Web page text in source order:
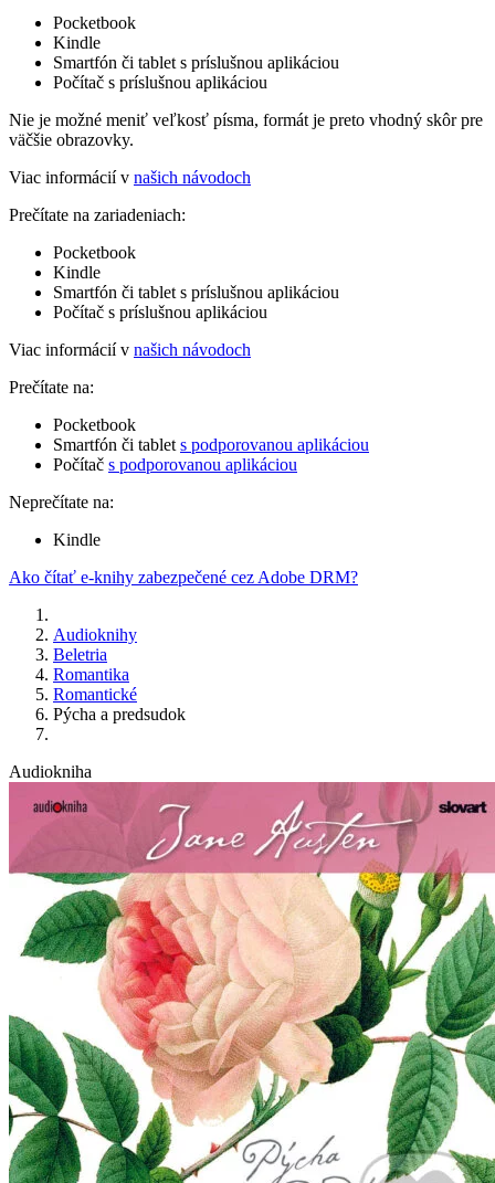
Pocketbook
Kindle
Smartfón či tablet s príslušnou aplikáciou
Počítač s príslušnou aplikáciou
Nie je možné meniť veľkosť písma, formát je preto vhodný skôr pre
väčšie obrazovky.
Viac informácií v našich návodoch
Prečítate na zariadeniach:
Pocketbook
Kindle
Smartfón či tablet s príslušnou aplikáciou
Počítač s príslušnou aplikáciou
Viac informácií v našich návodoch
Prečítate na:
Pocketbook
Smartfón či tablet s podporovanou aplikáciou
Počítač s podporovanou aplikáciou
Neprečítate na:
Kindle
Ako čítať e-knihy zabezpečené cez Adobe DRM?
Audioknihy
Beletria
Romantika
Romantické
Pýcha a predsudok
Audiokniha